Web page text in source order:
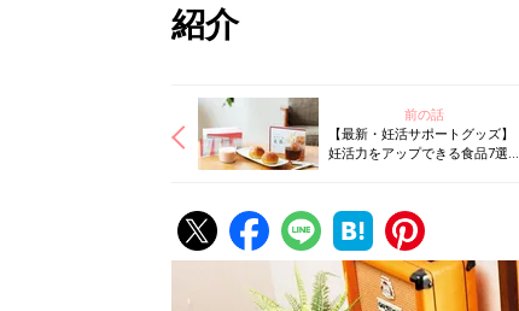
紹介
前の話
【最新・妊活サポートグッズ】
妊活力をアップできる食品7選！